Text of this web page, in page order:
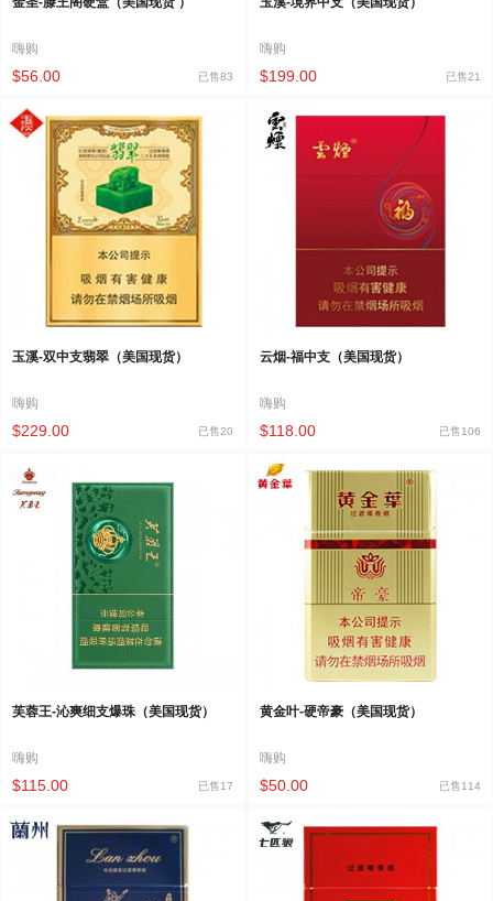
嗨购
$56.00 已售83
嗨购
$199.00 已售21
玉溪-双中支翡翠（美国现货）
嗨购
$229.00 已售20
云烟-福中支（美国现货）
嗨购
$118.00 已售106
芙蓉王-沁爽细支爆珠（美国现货）
嗨购
$115.00 已售17
黄金叶-硬帝豪（美国现货）
嗨购
$50.00 已售114